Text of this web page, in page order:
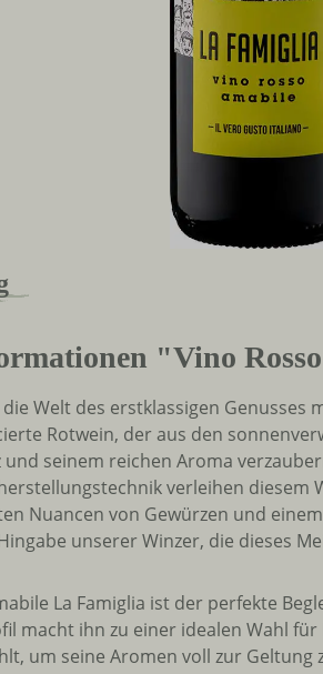
"Vino
Welt des erstklassigen Genusses
Rotwein, der aus den
und seinem reichen Aroma
verleihen diesem
Nuancen von Gewürzen und
unserer Winzer, die dieses
La Famiglia ist der perfekte
macht ihn zu einer idealen Wahl
um seine Aromen voll zur